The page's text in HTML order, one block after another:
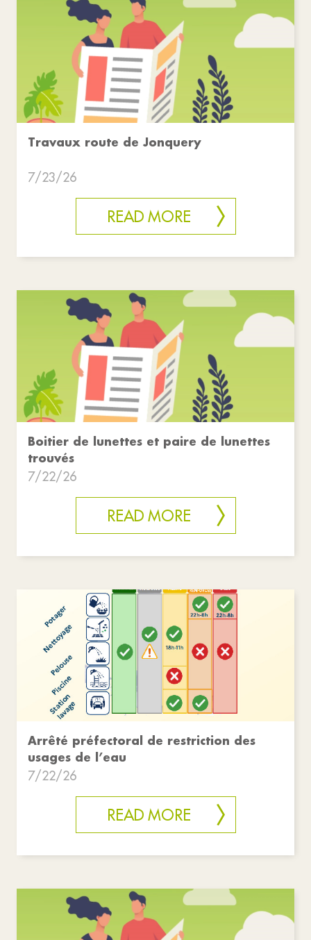
Travaux route de Jonquery
7/23/26
READ MORE
Boitier de lunettes et paire de lunettes
trouvés
7/22/26
READ MORE
Arrêté préfectoral de restriction des
usages de l’eau
7/22/26
READ MORE